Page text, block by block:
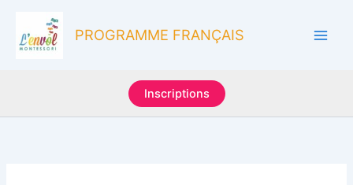
contenu
PROGRAMME FRANÇAIS
Inscriptions